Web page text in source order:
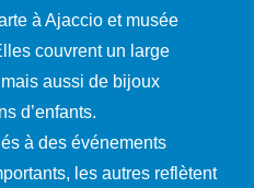
à Ajaccio et musée
couvrent un large
aussi de bijoux
d’enfants.
à des événements
les autres reflètent